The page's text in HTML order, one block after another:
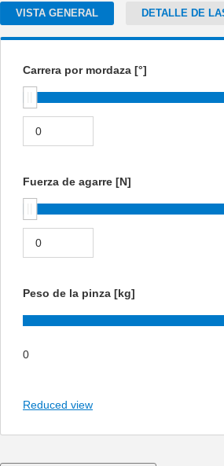
VISTA GENERAL DETALLE DE
Carrera por mordaza [°]
Fuerza de agarre [N]
Peso de la pinza [kg]
0
Reduced view